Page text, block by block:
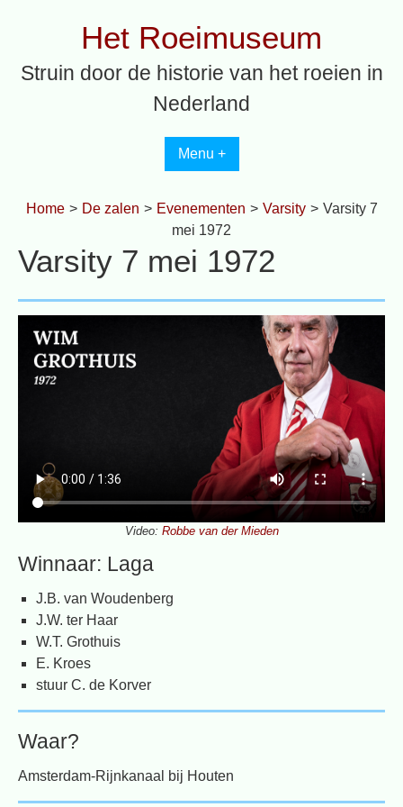
Het Roeimuseum
Struin door de historie van het roeien in
Nederland
Menu +
Home > De zalen > Evenementen > Varsity > Varsity 7
mei 1972
Varsity 7 mei 1972
Video: Robbe van der Mieden
Winnaar: Laga
J.B. van Woudenberg
J.W. ter Haar
W.T. Grothuis
E. Kroes
stuur C. de Korver
Waar?
Amsterdam-Rijnkanaal bij Houten